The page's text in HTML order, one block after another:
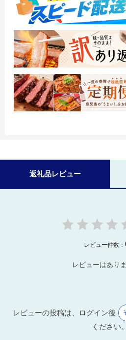
返礼品レビュー
レビュー件数：
レビューはありま
レビューの投稿は、ログイン後
ください。